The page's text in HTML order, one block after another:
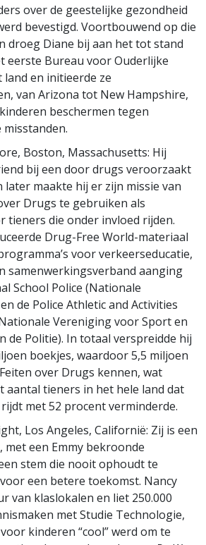
over de geestelijke gezondheid
bevestigd. Voortbouwend op die
droeg Diane bij aan het tot stand
eerste Bureau voor Ouderlijke
land en initieerde ze
van Arizona tot New Hampshire,
beschermen tegen
Boston, Massachusetts: Hij
bij een door drugs veroorzaakt
later maakte hij er zijn missie van
Drugs te gebruiken als
tieners die onder invloed rijden.
Drug-Free World-materiaal
voor verkeerseducatie,
samenwerkings­verband aanging
School Police (Nationale
de Police Athletic and Activities
Vereniging voor Sport en
de Politie). In totaal verspreidde hij
boekjes, waardoor 5,5 miljoen
over Drugs kennen, wat
aantal tieners in het hele land dat
met 52 procent verminderde.
Los Angeles, Californië: Zij is een
met een Emmy bekroonde
stem die nooit ophoudt te
een betere toekomst. Nancy
van klaslokalen en liet 250.000
met Studie Technologie,
kinderen “cool” werd om te